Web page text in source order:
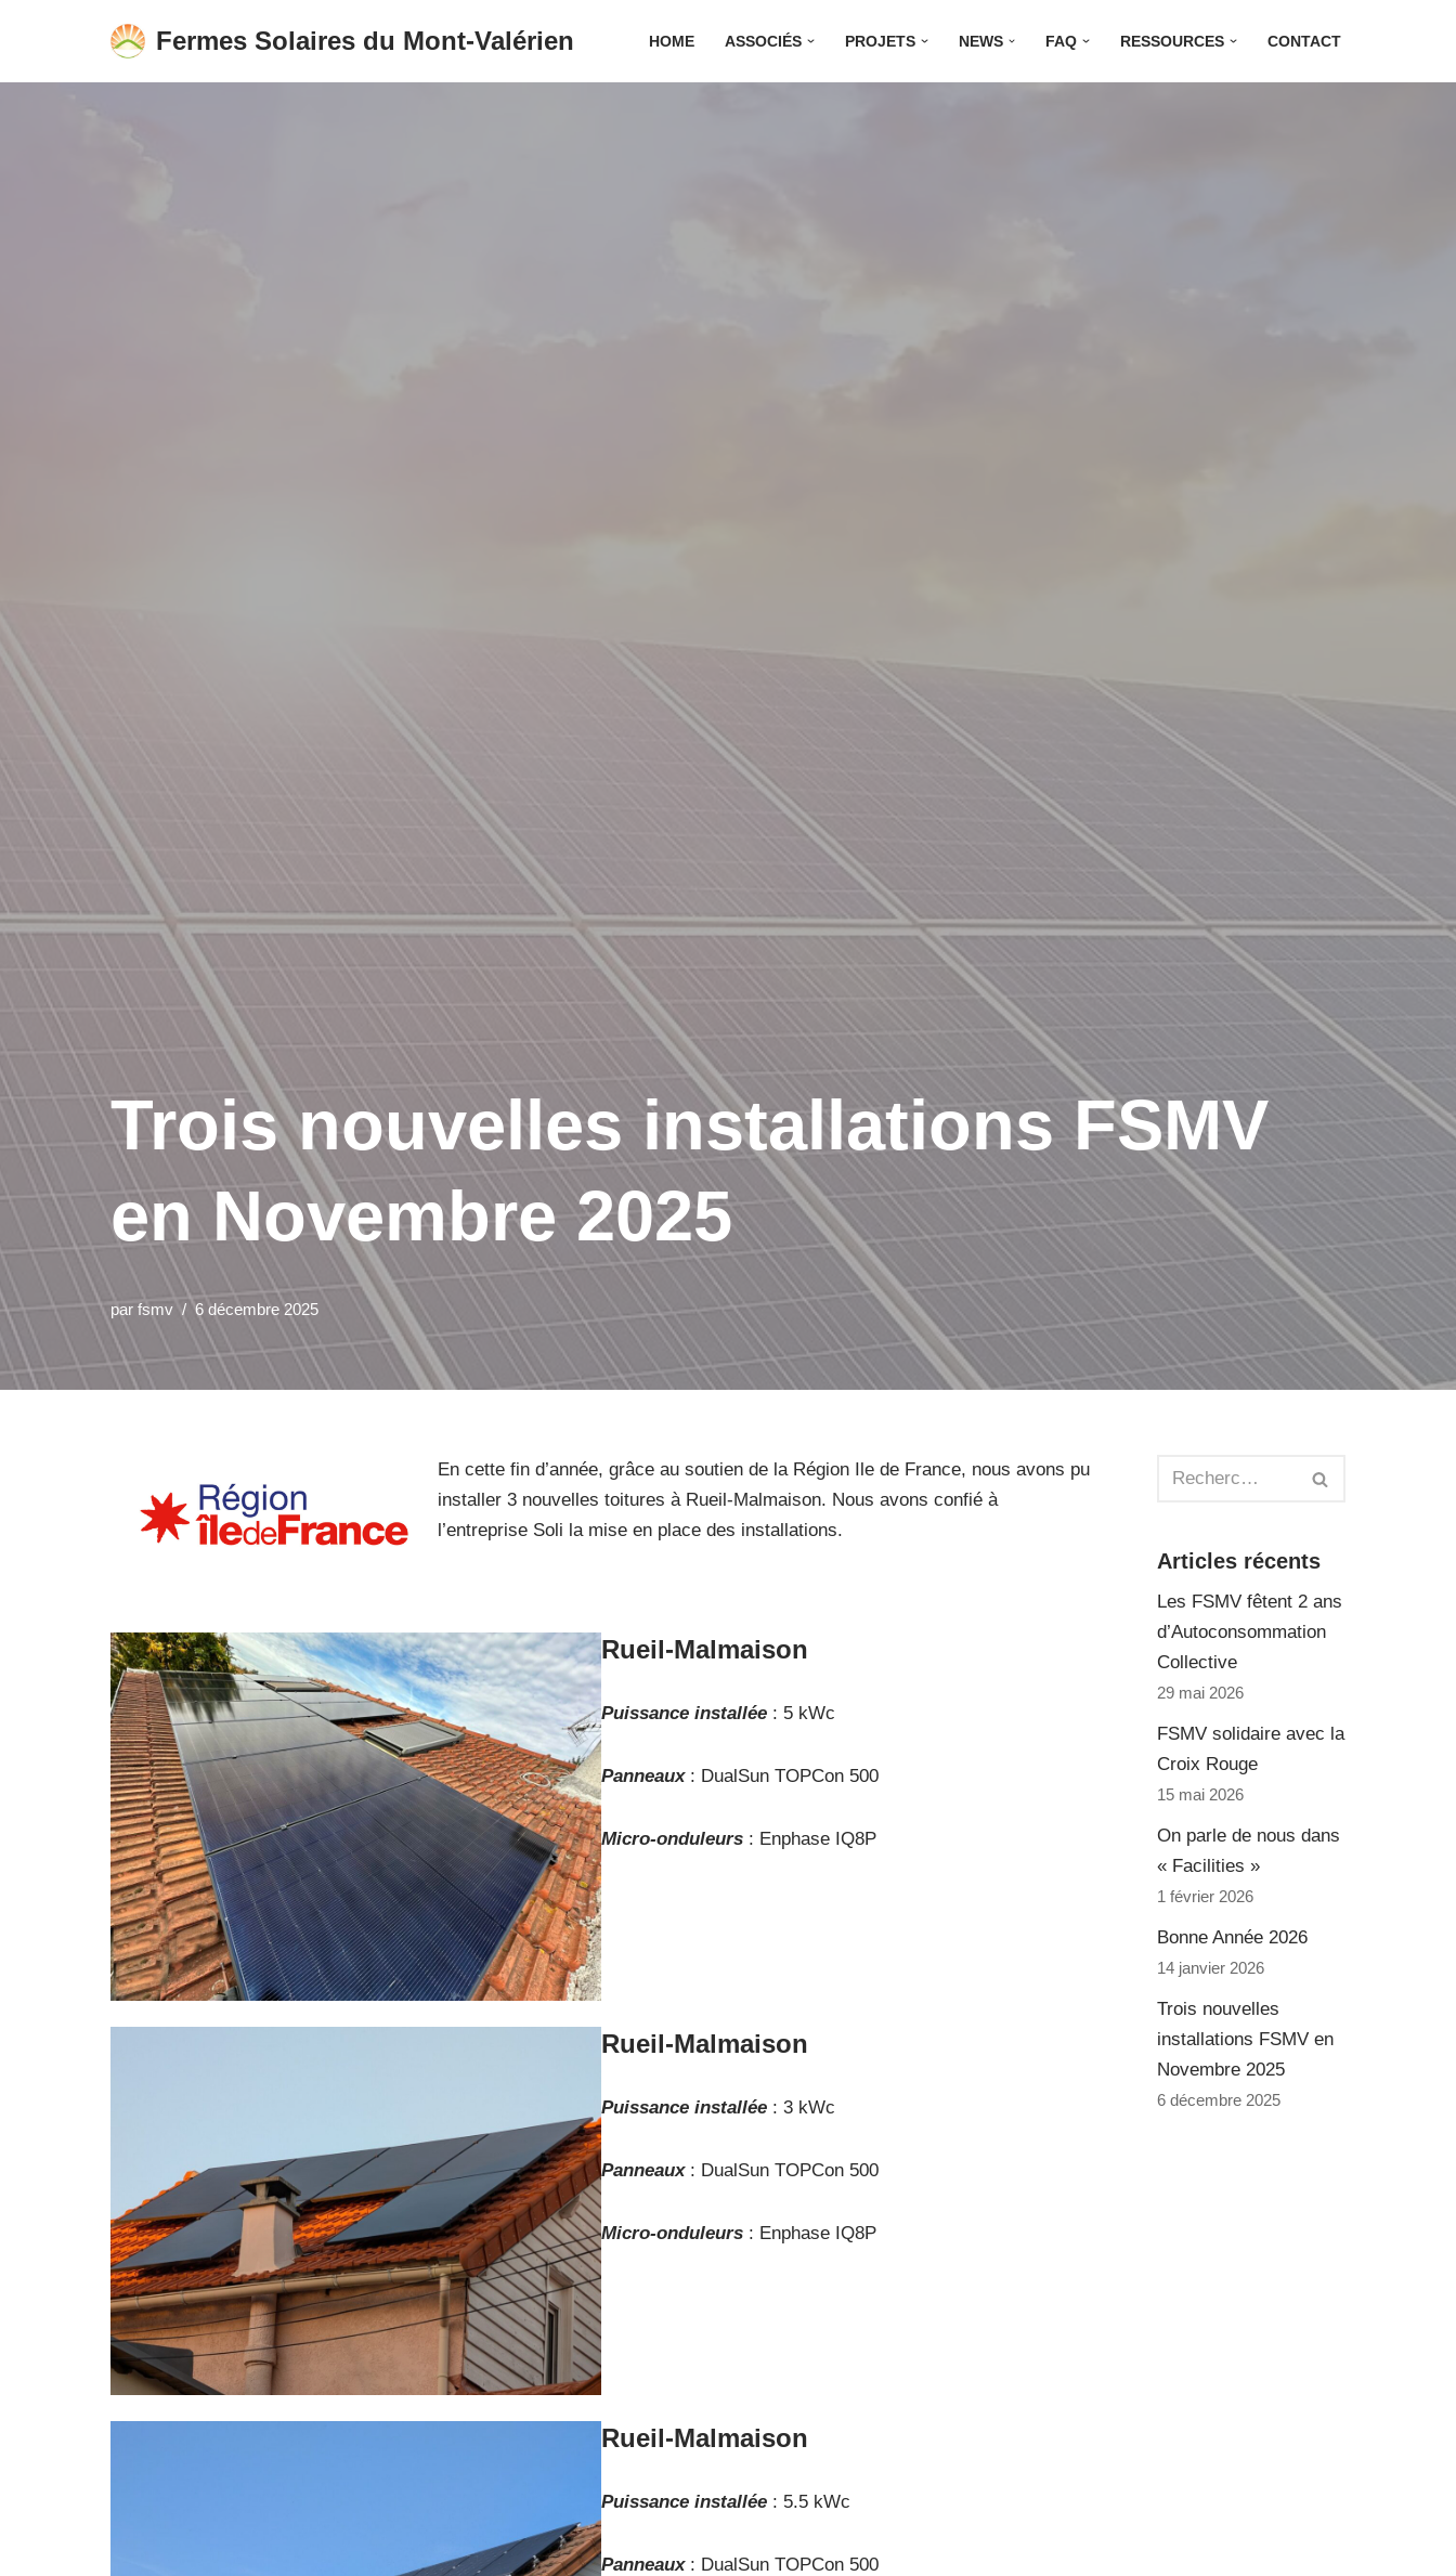
Fermes Solaires du Mont-Valérien HOME ASSOCIÉS PROJETS NEWS FAQ RESSOURCES CONTACT
Trois nouvelles installations FSMV
en Novembre 2025
par fsmv 6 décembre 2025
En cette fin d’année, grâce au soutien de la Région Ile de France, nous avons pu
installer 3 nouvelles toitures à Rueil-Malmaison. Nous avons confié à
l’entreprise Soli la mise en place des installations.
Rueil-Malmaison
Puissance installée : 5 kWc
Panneaux: DualSun TOPCon 500
Micro-onduleurs : Enphase IQ8P
Rueil-Malmaison
Puissance installée : 3 kWc
Panneaux: DualSun TOPCon 500
Micro-onduleurs : Enphase IQ8P
Rueil-Malmaison
Puissance installée : 5.5 kWc
Panneaux: DualSun TOPCon 500
Articles récents
Les FSMV fêtent 2 ans
d’Autoconsommation
Collective
29 mai 2026
FSMV solidaire avec la
Croix Rouge
15 mai 2026
On parle de nous dans
« Facilities »
1 février 2026
Bonne Année 2026
14 janvier 2026
Trois nouvelles
installations FSMV en
Novembre 2025
6 décembre 2025